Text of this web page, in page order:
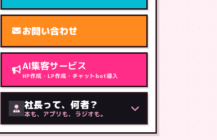
お問い合わせ
AI集客サービス
HP作成・LP作成・チャットbot導入
社長って、何者？
本も、アプリも、ラジオも。